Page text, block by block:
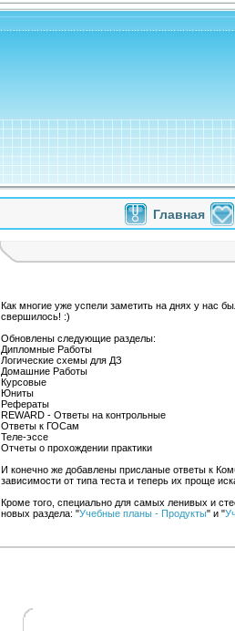
Главная
Как многие уже успели заметить на днях у нас
свершилось! :)
Обновлены следующие разделы:
Дипломные Работы
Логические схемы для ДЗ
Домашние Работы
Курсовые
Юниты
Рефераты
REWARD - Ответы на контрольные
Ответы к ГОСам
Теле-эссе
Отчеты о прохождении практики
И конечно же добавлены присланые ответы к
зависимости от типа теста и теперь их проще
Кроме того, специально для самых ленивых и
новых раздела: "Учебные планы - Продукты" и "